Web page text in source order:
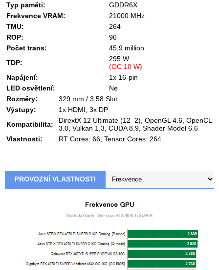
Typ paměti:
GDDR6X
Frekvence VRAM:
21000 MHz
TMU:
264
ROP:
96
Počet trans:
45,9 million
TDP:
295 W
(OC 10 W)
Napájení:
1x 16-pin
LED osvětlení:
Ne
Rozměry:
329 mm / 3,58 Slot
Výstupy:
1x HDMI, 3x DP
Kompatibilita:
DirextX 12 Ultimate (12_2), OpenGL 4.6, OpenCL
3.0, Vulkan 1.3, CUDA 8.9, Shader Model 6.6
Vlastnosti:
RT Cores: 66; Tensor Cores: 264
PROVOZNÍ VLASTNOSTI